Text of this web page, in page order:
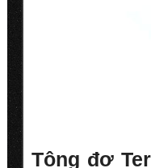
Tông đơ